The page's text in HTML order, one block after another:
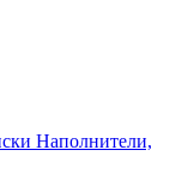
Наполнители,